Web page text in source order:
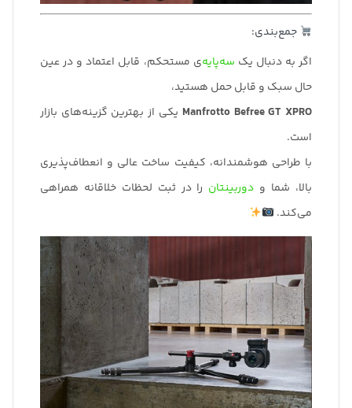
جمع‌بندی:
اگر به دنبال یک سه‌پایه‌ی مستحکم، قابل اعتماد و در عین
حال سبک و قابل حمل هستید،
Manfrotto Befree GT XPRO یکی از بهترین گزینه‌های بازار
است.
با طراحی هوشمندانه، کیفیت ساخت عالی و انعطاف‌پذیری
بالا، شما و دوربینتان را در ثبت لحظات خلاقانه همراهی
می‌کند.